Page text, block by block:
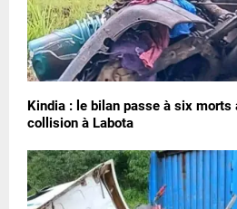
Kindia : le bilan passe à six morts
collision à Labota